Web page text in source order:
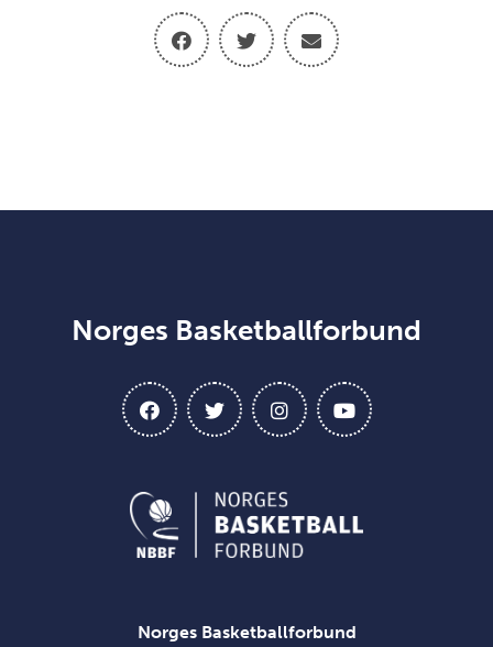
Norges Basketballforbund
Norges Basketballforbund